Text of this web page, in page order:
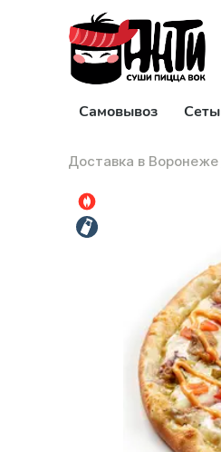
Самовывоз Сеты
Доставка в Воронеже